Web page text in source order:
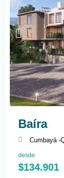
Baíra
Cumbayá -
desde
$134.901